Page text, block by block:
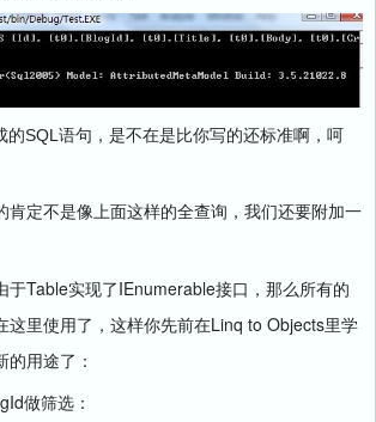
的SQL 语句，是不在是比你写的还标准啊，呵
肯定不是像上面这样的全查询，我们还要附加一
于Table实现了 IEnumerable接口，那么所有的
这里使用了，这样你先前在Linq to Objects里学
的用途了：
做筛选：